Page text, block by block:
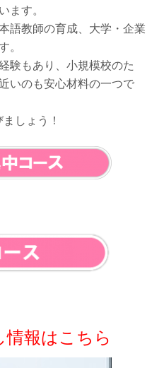
ます。
語教師の育成、大学・企業
験もあり、小規模校のた
いのも安心材料の一つで
しょう！
報はこちら